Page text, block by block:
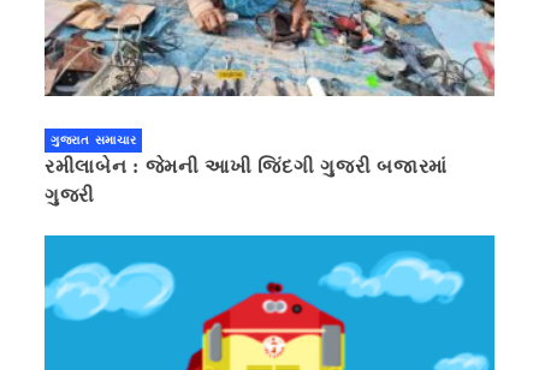
ગુજરાત સમાચાર
રમીલાબેન : જેમની આખી જિંદગી ગુજરી બજારમાં
ગુજરી